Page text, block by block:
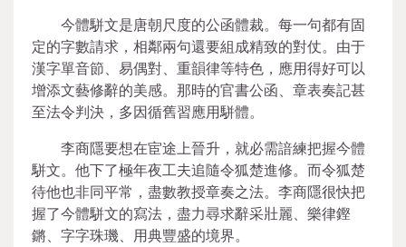
今體駢文是唐朝尺度的公函體裁。每一句都有固
定的字數請求，相鄰兩句還要組成精致的對仗。由于
漢字單音節、易偶對、重韻律等特色，應用得好可以
增添文藝修辭的美感。那時的官書公函、章表奏記甚
至法令判決，多因循舊習應用駢體。
李商隱要想在宦途上晉升，就必需諳練把握今體
駢文。他下了極年夜工夫追隨令狐楚進修。而令狐楚
待他也非同平常，盡數教授章奏之法。李商隱很快把
握了今體駢文的寫法，盡力尋求辭采壯麗、樂律鏗
鏘、字字珠璣、用典豐盛的境界。